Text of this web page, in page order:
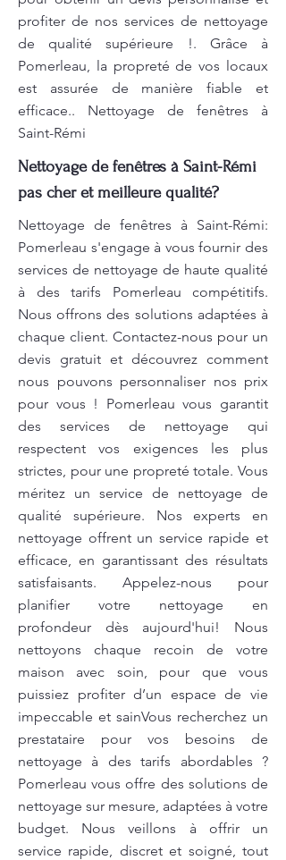
profiter de nos services de nettoyage
de qualité supérieure !. Grâce à
Pomerleau, la propreté de vos locaux
est assurée de manière fiable et
efficace.. Nettoyage de fenêtres à
Saint-Rémi
Nettoyage de fenêtres à Saint-Rémi
pas cher et meilleure qualité?
Nettoyage de fenêtres à Saint-Rémi:
Pomerleau s'engage à vous fournir des
services de nettoyage de haute qualité
à des tarifs Pomerleau compétitifs.
Nous offrons des solutions adaptées à
chaque client. Contactez-nous pour un
devis gratuit et découvrez comment
nous pouvons personnaliser nos prix
pour vous ! Pomerleau vous garantit
des services de nettoyage qui
respectent vos exigences les plus
strictes, pour une propreté totale. Vous
méritez un service de nettoyage de
qualité supérieure. Nos experts en
nettoyage offrent un service rapide et
efficace, en garantissant des résultats
satisfaisants. Appelez-nous pour
planifier votre nettoyage en
profondeur dès aujourd'hui! Nous
nettoyons chaque recoin de votre
maison avec soin, pour que vous
puissiez profiter d’un espace de vie
impeccable et sainVous recherchez un
prestataire pour vos besoins de
nettoyage à des tarifs abordables ?
Pomerleau vous offre des solutions de
nettoyage sur mesure, adaptées à votre
budget. Nous veillons à offrir un
service rapide, discret et soigné, tout